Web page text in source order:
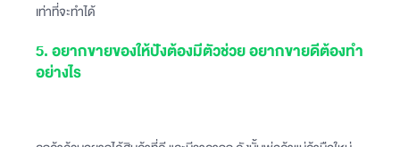
เท่าที่จะทำได้
5. อยากขายของให้ปังต้องมีตัวช่วย อยากขายดีต้องทำ
อย่างไร